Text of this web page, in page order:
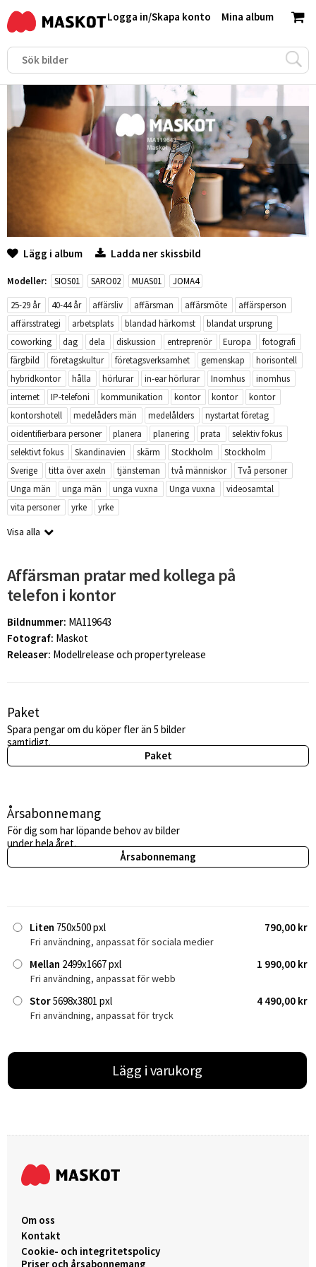
Mina album
Logga in/Skapa konto
Lägg i album Ladda ner skissbild
Modeller: SIOS01 SARO02 MUAS01
JOMA4
25-29 år
40-44 år affärsliv affärsman affärsmöte
affärsperson
affärsstrategi
arbetsplats blandad härkomst
blandat ursprung
coworking
dag dela diskussion entreprenör Europa
fotografi
färgbild
företagskultur företagsverksamhet gemenskap
horisontell
hybridkontor
hålla hörlurar in-ear hörlurar Inomhus
inomhus
internet
IP-telefoni kommunikation kontor kontor
kontor
kontorshotell
medelåders män medelålders
nystartat företag
oidentifierbara personer
planera planering prata
selektiv fokus
selektivt fokus
Skandinavien skärm Stockholm
Stockholm
Sverige
titta över axeln tjänsteman två människor
Två personer
Unga män
unga män unga vuxna Unga vuxna
videosamtal
vita personer
yrke yrke
Visa alla
Affärsman pratar med kollega på
telefon i kontor
Bildnummer: MA119643
Fotograf: Maskot
Releaser: Modellrelease och propertyrelease
Paket
Spara pengar om du köper fler än 5 bilder
samtidigt.
Paket
Årsabonnemang
För dig som har löpande behov av bilder
under hela året.
Årsabonnemang
Liten 750x500 pxl 790,00 kr
Fri användning, anpassat för sociala medier
Mellan 2499x1667 pxl 1 990,00 kr
Fri användning, anpassat för webb
Stor5698x3801 pxl 4 490,00 kr
Fri användning, anpassat för tryck
Lägg i varukorg
Om oss
Kontakt
Cookie- och integritetspolicy
Priser och årsabonnemang